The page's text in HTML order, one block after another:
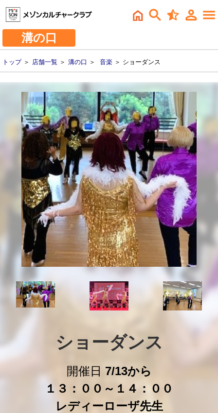
溝の口
トップ＞ 店舗一覧 ＞ 溝の口 ＞ 音楽 ＞ ショーダンス
ショーダンス
開催日 7/13から
１３：００～１４：００
レディーローザ先生